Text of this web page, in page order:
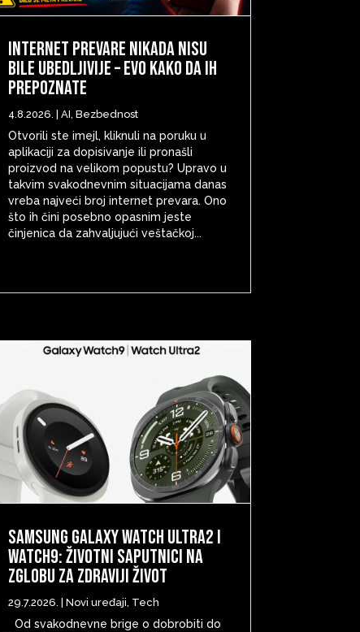
Internet prevare nikada nisu
bile ubedljivije – evo kako da ih
prepoznate
4.8.2026. AI, Bezbednost
Otvorili ste imejl, kliknuli na poruku u
aplikaciji za dopisivanje ili pronašli
proizvod na velikom popustu? Upravo u
takvim svakodnevnim situacijama danas
vreba najveći broj internet prevara. Ono
što ih čini posebno opasnim jeste
činjenica da zahvaljujući veštačkoj...
Samsung Galaxy Watch Ultra2 i
Watch9: životni saputnici na
zglobu za zdraviji život
29.7.2026. | Novi uređaji Tech
Od svakodnevne brige o dobrobiti do